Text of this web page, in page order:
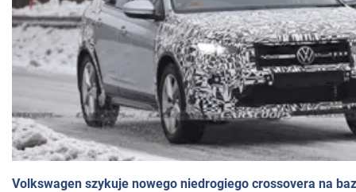
Volkswagen szykuje nowego niedrogiego crossovera na